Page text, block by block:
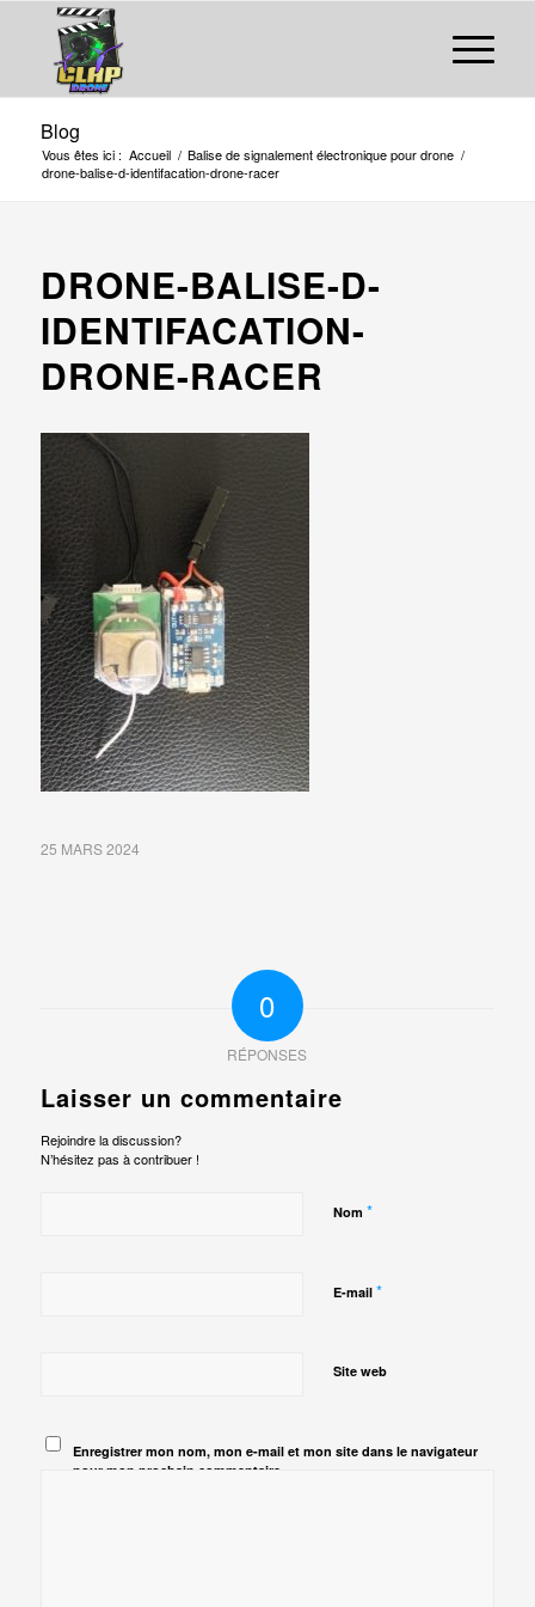
Blog
Vous êtes ici : Accueil / Balise de signalement électronique pour drone /
drone-balise-d-identifacation-drone-racer
DRONE-BALISE-D-
IDENTIFACATION-
DRONE-RACER
25 MARS 2024
0
RÉPONSES
Laisser un commentaire
Rejoindre la discussion?
N’hésitez pas à contribuer !
Nom *
E-mail *
Site web
Enregistrer mon nom, mon e-mail et mon site dans le navigateur
pour mon prochain commentaire.